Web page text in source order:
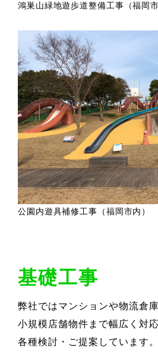
鴻巣山緑地遊歩道整備工事（福岡市
公園内遊具補修工事（福岡市内）
基礎工事
弊社ではマンションや物流倉
小規模店舗物件まで幅広く対
各種検討・ご提案しています